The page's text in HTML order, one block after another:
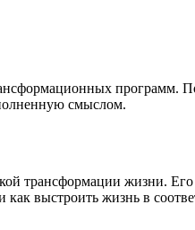
программ.
смыслом.
трансформации жизни.
выстроить жизнь в